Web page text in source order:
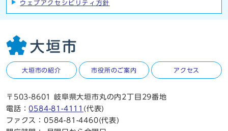
ウェブアクセシビリティ方針
大垣市の紹介 市役所のご案内 アクセス
〒503-8601 岐阜県大垣市丸の内2丁目29番地
電話：0584-81-4111 (代表)
ファクス：0584-81-4460(代表)